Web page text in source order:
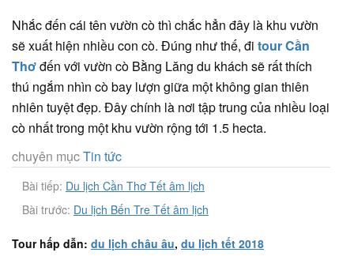
Nhắc đến cái tên vườn cò thì chắc hẳn đây là khu vườn
sẽ xuất hiện nhiều con cò. Đúng như thế, đi tour Cần
Thơđến với vườn cò Bằng Lăng du khách sẽ rất thích
thú ngắm nhìn cò bay lượn giữa một không gian thiên
nhiên tuyệt đẹp. Đây chính là nơi tập trung của nhiều loại
cò nhất trong một khu vườn rộng tới 1.5 hecta.
chuyên mụcTin tức
Bài tiếp: Du lịch Cần Thơ Tết âm lịch
Bài trước: Du lịch Bến Tre Tết âm lịch
Tour hấp dẫn: du lịch châu âu, du lịch tết 2018